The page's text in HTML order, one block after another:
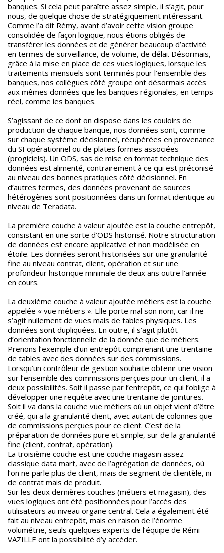
banques. Si cela peut paraître assez simple, il s’agit, pour
nous, de quelque chose de stratégiquement intéressant.
Comme l’a dit Rémy, avant d’avoir cette vision groupe
consolidée de façon logique, nous étions obligés de
transférer les données et de générer beaucoup d’activité
en termes de surveillance, de volume, de délai. Désormais,
grâce à la mise en place de ces vues logiques, lorsque les
traitements mensuels sont terminés pour l’ensemble des
banques, nos collègues côté groupe ont désormais accès
aux mêmes données que les banques régionales, en temps
réel, comme les banques.
S’agissant de ce dont on dispose dans les couloirs de
production de chaque banque, nos données sont, comme
sur chaque système décisionnel, récupérées en provenance
du SI opérationnel ou de plates formes associées
(progiciels). Un ODS, sas de mise en format technique des
données est alimenté, contrairement à ce qui est préconisé
au niveau des bonnes pratiques côté décisionnel. En
d’autres termes, des données provenant de sources
hétérogènes sont positionnées dans un format identique au
niveau de Teradata.
La première couche à valeur ajoutée est la couche entrepôt,
consistant en une sorte d’ODS historisé. Notre structuration
de données est encore applicative et non modélisée en
étoile. Les données seront historisées sur une granularité
fine au niveau contrat, client, opération et sur une
profondeur historique minimale de deux ans outre l’année
en cours.
La deuxième couche à valeur ajoutée métiers est la couche
appelée « vue métiers ». Elle porte mal son nom, car il ne
s’agit nullement de vues mais de tables physiques. Les
données sont dupliquées. En outre, il s’agit plutôt
d’orientation fonctionnelle de la donnée que de métiers.
Prenons l’exemple d’un entrepôt comprenant une trentaine
de tables avec des données sur des commissions.
Lorsqu’un contrôleur de gestion souhaite obtenir une vision
sur l’ensemble des commissions perçues pour un client, il a
deux possibilités. Soit il passe par l’entrepôt, ce qui l’oblige à
développer une requête avec une trentaine de jointures.
Soit il va dans la couche vue métiers où un objet vient d’être
créé, qui a la granularité client, avec autant de colonnes que
de commissions perçues pour ce client. C’est de la
préparation de données pure et simple, sur de la granularité
fine (client, contrat, opération).
La troisième couche est une couche magasin assez
classique data mart, avec de l’agrégation de données, où
l’on ne parle plus de client, mais de segment de clientèle, ni
de contrat mais de produit.
Sur les deux dernières couches (métiers et magasin), des
vues logiques ont été positionnées pour l’accès des
utilisateurs au niveau organe central. Cela a également été
fait au niveau entrepôt, mais en raison de l’énorme
volumétrie, seuls quelques experts de l’équipe de Rémi
VAZILLE ont la possibilité d’y accéder.